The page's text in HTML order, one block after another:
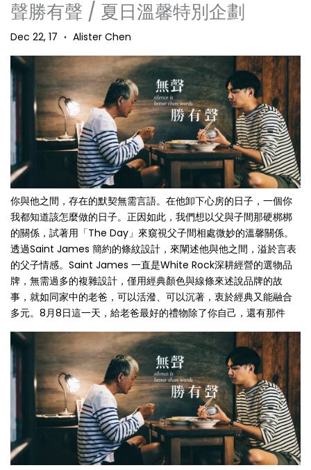
聲勝有聲 / 夏日溫馨特別企劃
Dec 22, 17 • Alister Chen
你與他之間，存在的默契無需言語。在他卸下心房的日子，一個你
我都知道該怎麼做的日子。正因如此，我們想以父與子間那硬梆梆
的關係，試著用「The Day」來窺視父子間相處微妙的溫馨關係。
透過Saint James 簡約的條紋設計，來闡述他與他之間，溢於言表
的父子情感。Saint James 一直是White Rock深耕經營的選物品
牌，無需過多的複雜設計，僅用經典顏色與線條來述說品牌的故
事，就如同家中的老爸，可以活潑、可以沉著，衷於經典又能融合
多元。8月8日這一天，給老爸最好的禮物除了你自己，還有那件